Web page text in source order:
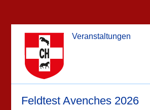
Veranstaltungen
Feldtest Avenches 2026